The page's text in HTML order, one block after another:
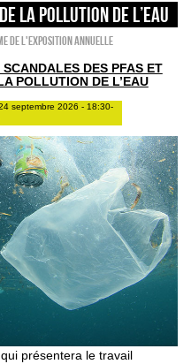
de la pollution de l’eau
de l'exposition annuelle
SCANDALES DES PFAS ET
POLLUTION DE L’EAU
septembre 2026 - 18:30-
présentera le travail